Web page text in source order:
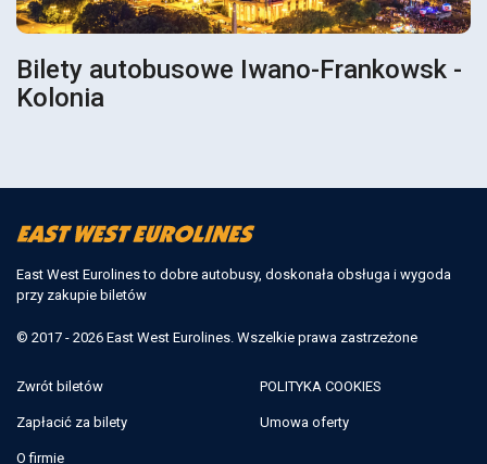
Bilety autobusowe Iwano-Frankowsk -
Kolonia
East West Eurolines to dobre autobusy, doskonała obsługa i wygoda
przy zakupie biletów
© 2017 - 2026 East West Eurolines. Wszelkie prawa zastrzeżone
Zwrót biletów
Zapłacić za bilety
O firmie
POLITYKA COOKIES
Umowa oferty